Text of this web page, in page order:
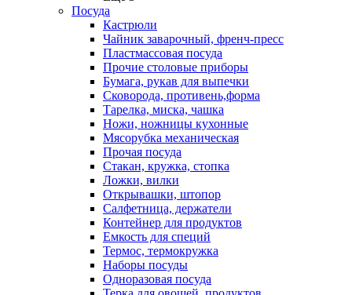
Посуда
Кастрюли
Чайник заварочный, френч-пресс
Пластмассовая посуда
Прочие столовые приборы
Бумага, рукав для выпечки
Сковорода, противень,форма
Тарелка, миска, чашка
Ножи, ножницы кухонные
Мясорубка механическая
Прочая посуда
Стакан, кружка, стопка
Ложки, вилки
Открывашки, штопор
Салфетница, держатели
Контейнер для продуктов
Емкость для специй
Термос, термокружка
Наборы посуды
Одноразовая посуда